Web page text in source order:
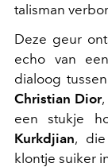
talisman
Deze geur
echo van
dialoog
Christian Dior
een stukje
Kurkdjian,
klontje suiker